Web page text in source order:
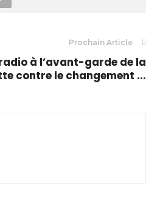
Prochain Article
radio à l’avant-garde de la
contre le changement ...